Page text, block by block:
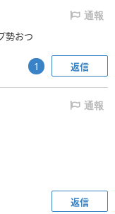
通報
勢おつ
返信
1
通報
返信